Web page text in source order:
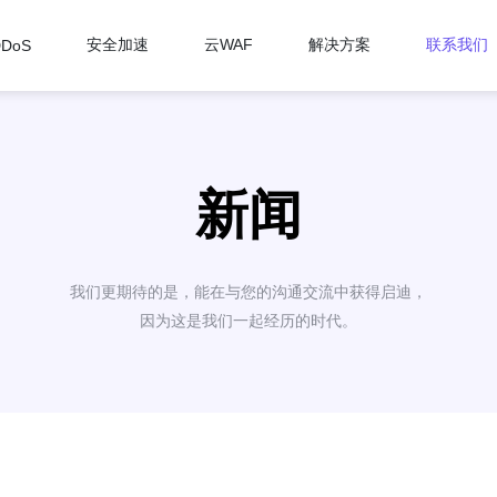
安全加速 云WAF 解决方案 联系我们
新闻
我们更期待的是，能在与您的沟通交流中获得启迪，
因为这是我们一起经历的时代。